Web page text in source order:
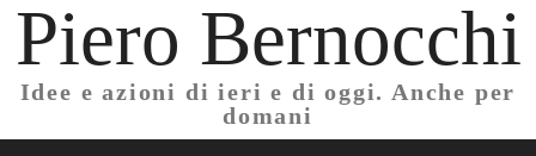
Piero Bernocchi
Idee e azioni di ieri e di oggi. Anche per
domani